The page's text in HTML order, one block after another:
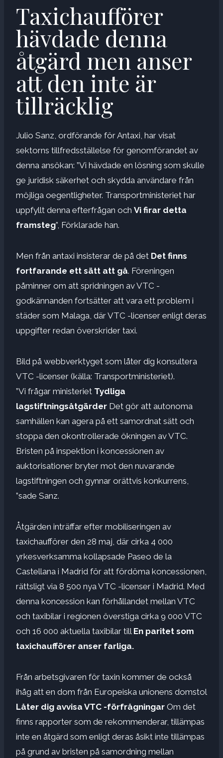
Taxichaufförer
hävdade denna
åtgärd men anser
att den inte är
tillräcklig
Julio Sanz, ordförande för Antaxi, har visat
sektorns tillfredsställelse för genomförandet av
denna ansökan: ”Vi hävdade en lösning som skulle
ge juridisk säkerhet och skydda användare från
möjliga oegentligheter. Transportministeriet har
uppfyllt denna efterfrågan och Vi firar detta
framsteg”, Förklarade han.
Men från antaxi insisterar de på det Det finns
fortfarande ett sätt att gå. Föreningen
påminner om att spridningen av VTC -
godkännanden fortsätter att vara ett problem i
städer som Malaga, där VTC -licenser enligt deras
uppgifter redan överskrider taxi.
Bild på webbverktyget som låter dig konsultera
VTC -licenser (källa: Transportministeriet).
”Vi frågar ministeriet Tydliga
lagstiftningsåtgärder Det gör att autonoma
samhällen kan agera på ett samordnat sätt och
stoppa den okontrollerade ökningen av VTC.
Bristen på inspektion i koncessionen av
auktorisationer bryter mot den nuvarande
lagstiftningen och gynnar orättvis konkurrens,
”sade Sanz.
Åtgärden inträffar efter mobiliseringen av
taxichaufförer den 28 maj, där cirka 4 000
yrkesverksamma kollapsade Paseo de la
Castellana i Madrid för att fördöma koncessionen,
rättsligt via 8 500 nya VTC -licenser i Madrid. Med
denna koncession kan förhållandet mellan VTC
och taxibilar i regionen överstiga cirka 9 000 VTC
och 16 000 aktuella taxibilar till En paritet som
taxichaufförer anser farliga.
Från arbetsgivaren för taxin kommer de också
ihåg att en dom från Europeiska unionens domstol
Låter dig avvisa VTC -förfrågningar Om det
finns rapporter som de rekommenderar, tillämpas
inte en åtgärd som enligt deras åsikt inte tillämpas
på grund av bristen på samordning mellan